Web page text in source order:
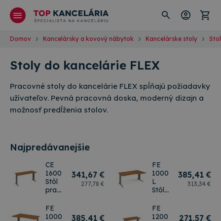
Domov Kancelársky a kovový nábytok Kancelárske stoly
Stoly do kancelárie FLEX
Pracovné stoly do kancelárie FLEX spĺňajú požiadavky
užívateľov. Pevná pracovná doska, moderný dizajn a
možnosť predĺženia stolov.
Najpredávanejšie
CE
1600
Stôl
pracovný
160
cm
341,67 €
277,78 €
FE
1000
L
Stôl
180x75,5x100(80)
cm
385,41 €
313,34 €
FE
1000
385,41 €
FE
1200
271,57 €